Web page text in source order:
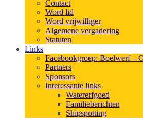
Contact
Word lid
Word vrijwilliger
Algemene vergadering
Statuten
Links
Facebookgroep: Boelwerf –
Partners
Sponsors
Interessante links
Watererfgoed
Familieberichten
Shipspotting